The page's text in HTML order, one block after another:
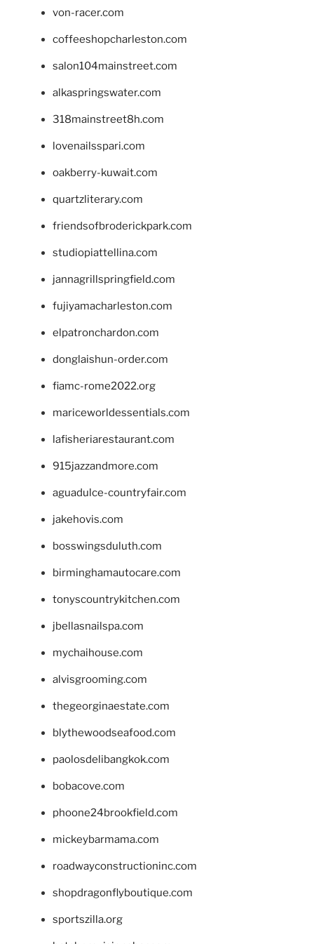
von-racer.com
coffeeshopcharleston.com
salon104mainstreet.com
alkaspringswater.com
318mainstreet8h.com
lovenailsspari.com
oakberry-kuwait.com
quartzliterary.com
friendsofbroderickpark.com
studiopiattellina.com
jannagrillspringfield.com
fujiyamacharleston.com
elpatronchardon.com
donglaishun-order.com
fiamc-rome2022.org
mariceworldessentials.com
lafisheriarestaurant.com
915jazzandmore.com
aguadulce-countryfair.com
jakehovis.com
bosswingsduluth.com
birminghamautocare.com
tonyscountrykitchen.com
jbellasnailspa.com
mychaihouse.com
alvisgrooming.com
thegeorginaestate.com
blythewoodseafood.com
paolosdelibangkok.com
bobacove.com
phoone24brookfield.com
mickeybarmama.com
roadwayconstructioninc.com
shopdragonflyboutique.com
sportszilla.org